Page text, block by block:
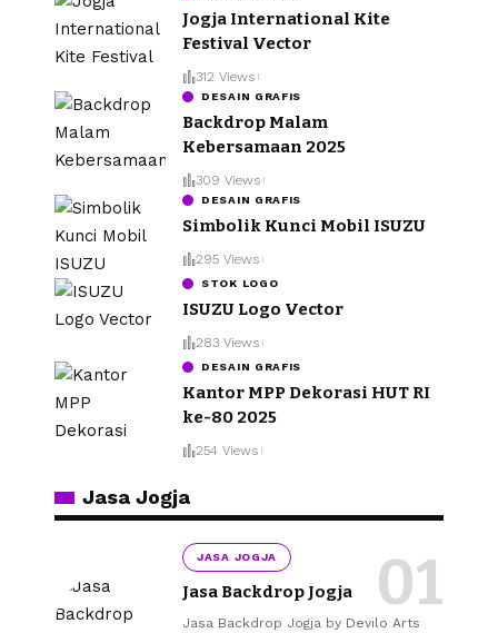
Jogja International Kite
Festival Vector
312 Views
DESAIN GRAFIS
Backdrop Malam
Kebersamaan 2025
309 Views
DESAIN GRAFIS
Simbolik Kunci Mobil ISUZU
295 Views
STOK LOGO
ISUZU Logo Vector
283 Views
DESAIN GRAFIS
Kantor MPP Dekorasi HUT RI
ke-80 2025
254 Views
Jasa Jogja
JASA JOGJA
Jasa Backdrop Jogja
Jasa Backdrop Jogja by Devilo Arts